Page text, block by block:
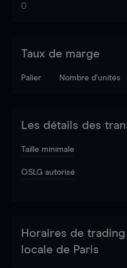
0
Taux de marge
Palier Nombre d’unités
Les détails des
Taille minimale
OSLG autorisé
Horaires de
locale de Paris